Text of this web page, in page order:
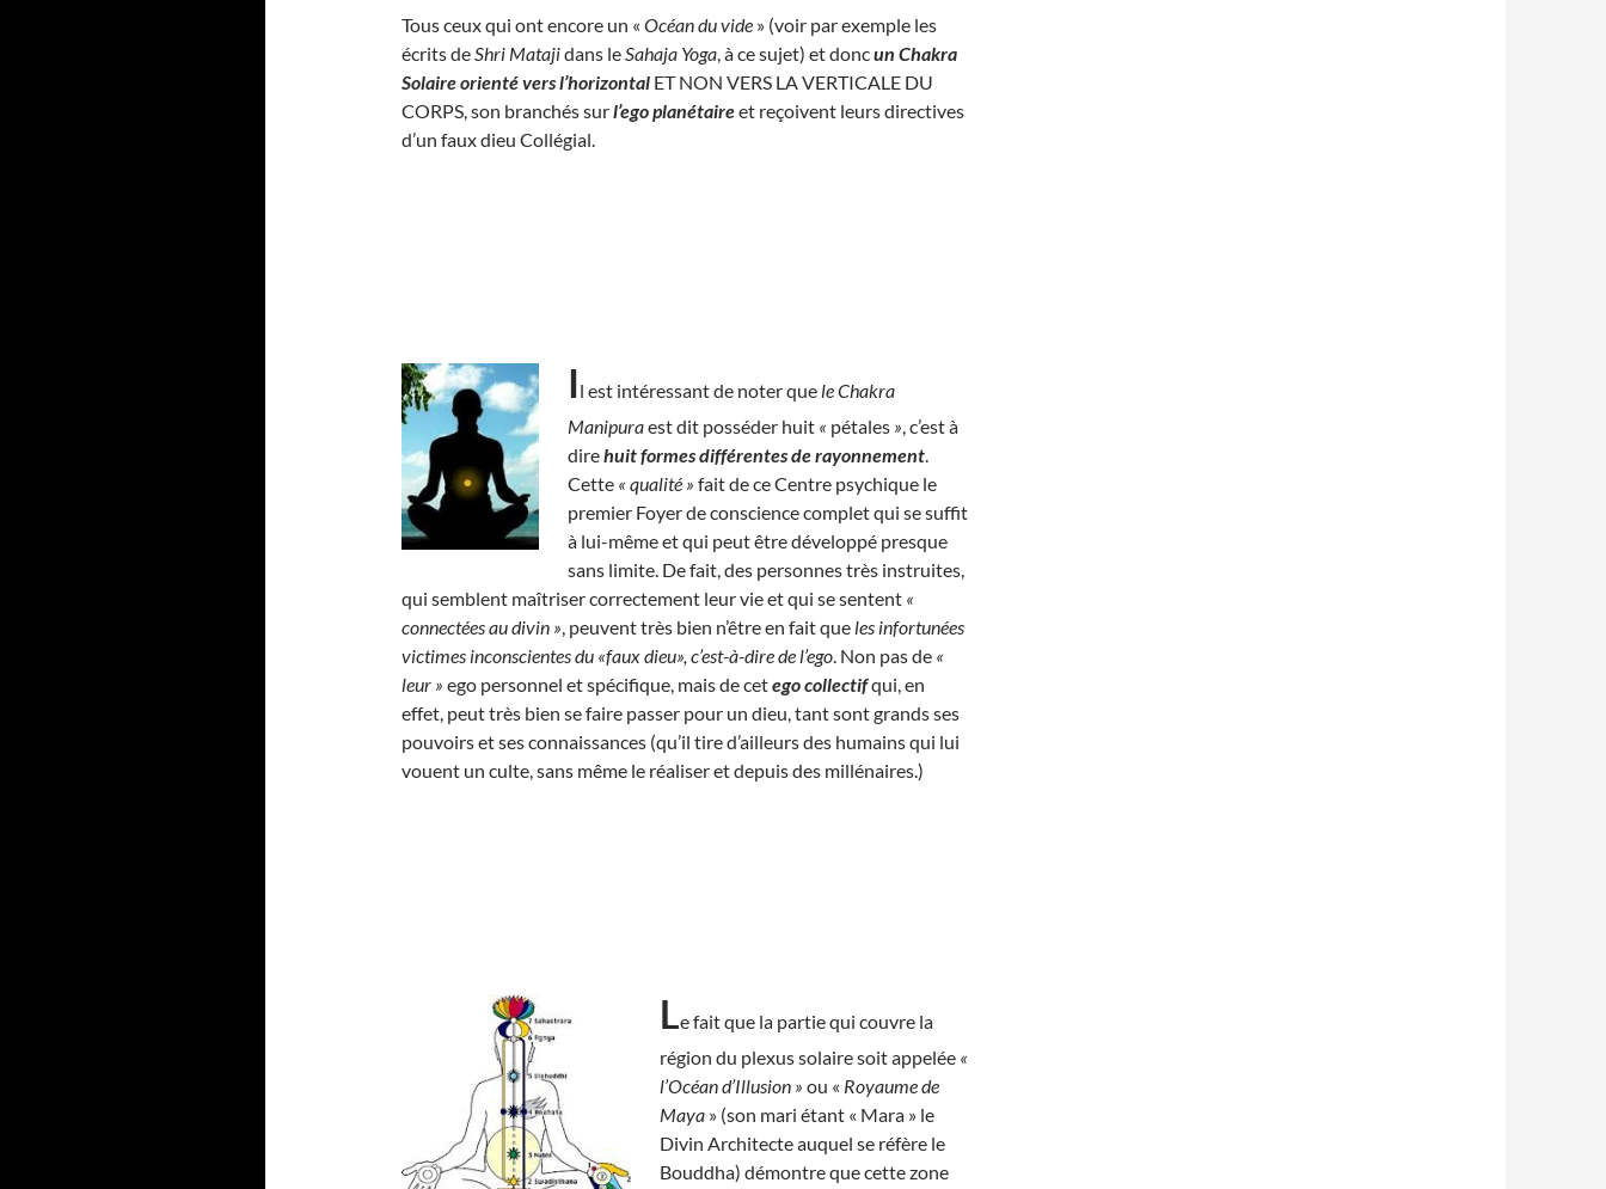
Tous ceux qui ont encore un « Océan du vide » (voir par exemple les
écrits deShri Matajidans leSahaja Yoga, à ce sujet) et doncun Chakra
Solaire orienté vers l’horizontal ET NON VERS LA VERTICALE DU
CORPS, son branchés surl’ego planétaireet reçoivent leurs directives
d’un faux dieu Collégial.
Il est intéressant de noter que le Chakra
Manipuraest dit posséder huit « pétales », c’est à
direhuit formes différentes de rayonnement.
Cette « qualité » fait de ce Centre psychique le
premier Foyer de conscience complet qui se suffit
à lui-même et qui peut être développé presque
sans limite. De fait, des personnes très instruites,
qui semblent maîtriser correctement leur vie et qui se sentent «
connectées au divin », peuvent très bien n’être en fait que les infortunées
victimes inconscientes du «faux dieu», c’est-à-dire de l’ego. Non pas de «
leur » ego personnel et spécifique, mais de cetego collectifqui, en
effet, peut très bien se faire passer pour un dieu, tant sont grands ses
pouvoirs et ses connaissances (qu’il tire d’ailleurs des humains qui lui
vouent un culte, sans même le réaliser et depuis des millénaires.)
Le fait que la partie qui couvre la
région du plexus solaire soit appelée «
l’Océan d’Illusion » ou « Royaume de
Maya » (son mari étant « Mara » le
Divin Architecte auquel se réfère le
Bouddha) démontre que cette zone